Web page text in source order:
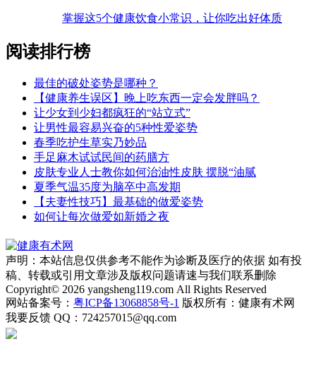
掌握这5个健康饮食小常识，让你吃出好体质
阅读排行榜
最佳的破处姿势是哪种？
【健康养生误区】晚上吃东西一定会发胖吗？
让少女到少妇都疯狂的“站立式”
让男性最容易兴奋的5种性爱姿势
春季吃护生草实乃妙品
手足麻木试试民间的药膳方
皮肤专业人士教你如何治油性皮肤 摆脱“油腻
夏季气温35度为脑卒中高发期
【夫妻性技巧】最基础的做爱姿势
如何让每次做爱如新婚之夜
声明：本站信息仅供参考不能作为诊断及医疗的依据 如有投
稿、转载或引用文章涉及版权问题请速与我们联系删除
Copyright© 2026 yangsheng119.com All Rights Reserved
网站备案号： 粤ICP备13068858号-1 版权所有：健康有术网
我要反馈 QQ：724257015@qq.com